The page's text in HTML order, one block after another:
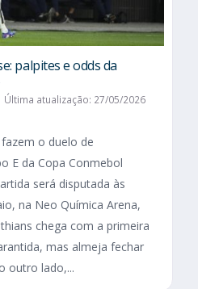
palpites e odds da
Última atualização: 27/05/2026
o duelo de
E da Copa Conmebol
será disputada às
na Neo Química Arena,
chega com a primeira
mas almeja fechar
outro lado,...